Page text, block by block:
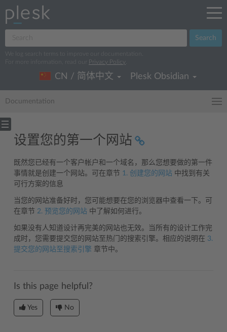
Search
We log search terms to improve our documentation.
For more information, read our
Privacy Policy
CN / 简体中文 Plesk Obsidian
Documentation
设置您的第一个网站
既然您已经有一个客户帐户和一个域名，那么您想要做的第一件
事情就是创建一个网站。可在章节 1. 创建您的网站 中找到有关
可行方案的信息
当您的网站准备好时，您可能想要在您的浏览器中查看一下。可
在章节 2. 预览您的网站 中了解如何进行。
如果没有人知道设计再完美的网站也无效。当所有的设计工作完
成时，您需要提交您的网站至热门的搜索引擎。相应的说明在 3.
提交您的网站至搜索引擎 章节中。
Is this page helpful?
Yes No